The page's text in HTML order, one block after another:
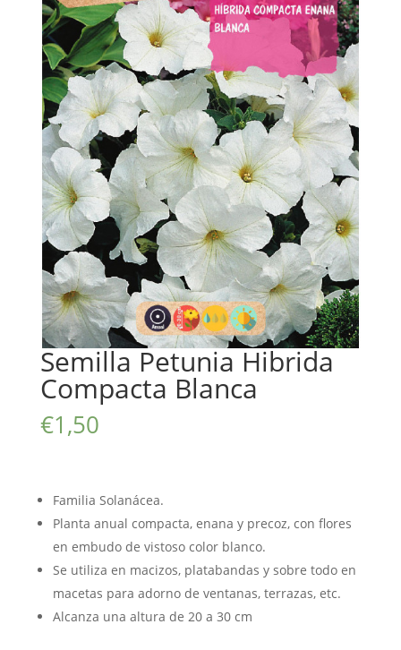
Semilla Petunia Hibrida
Compacta Blanca
€1,50
Familia Solanácea.
Planta anual compacta, enana y precoz, con flores
en embudo de vistoso color blanco.
Se utiliza en macizos, platabandas y sobre todo en
macetas para adorno de ventanas, terrazas, etc.
Alcanza una altura de 20 a 30 cm